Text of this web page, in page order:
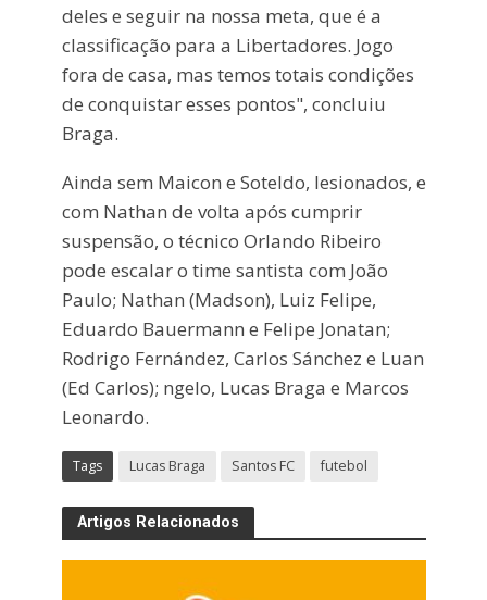
deles e seguir na nossa meta, que é a
classificação para a Libertadores. Jogo
fora de casa, mas temos totais condições
de conquistar esses pontos", concluiu
Braga.
Ainda sem Maicon e Soteldo, lesionados, e
com Nathan de volta após cumprir
suspensão, o técnico Orlando Ribeiro
pode escalar o time santista com João
Paulo; Nathan (Madson), Luiz Felipe,
Eduardo Bauermann e Felipe Jonatan;
Rodrigo Fernández, Carlos Sánchez e Luan
(Ed Carlos); ngelo, Lucas Braga e Marcos
Leonardo.
Tags Lucas Braga Santos FC futebol
Artigos Relacionados